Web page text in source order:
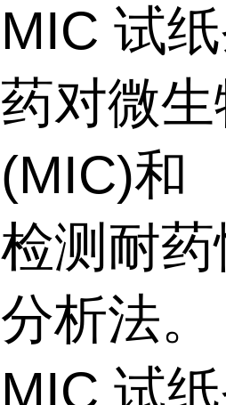
MIC 试
药对微
(MIC)和
检测耐
分析法。
MIC 试